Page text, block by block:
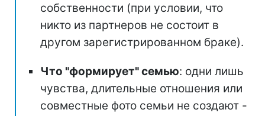
собственности (при условии, что
никто из партнеров не состоит в
другом зарегистрированном браке).
Что "формирует" семью: одни лишь
чувства, длительные отношения или
совместные фото семьи не создают -